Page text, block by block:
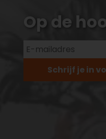
Op de
Schrijf je in